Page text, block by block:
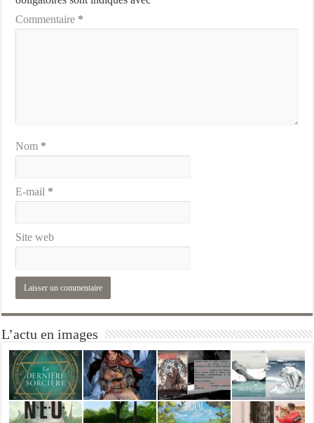
Commentaire *
Nom *
E-mail *
Site web
L’actu en images